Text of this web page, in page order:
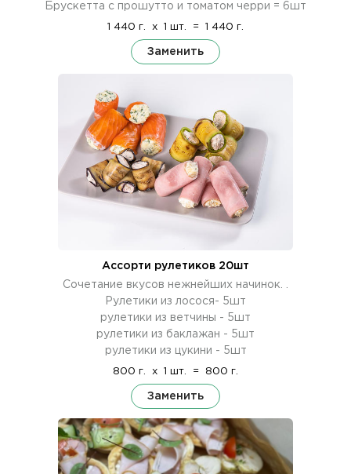
Брускетта с прошутто и томатом черри = 6шт
1 440 г. x 1 шт. = 1 440 г.
Заменить
Ассорти рулетиков 20шт
Сочетание вкусов нежнейших начинок. .
Рулетики из лосося- 5шт
рулетики из ветчины - 5шт
рулетики из баклажан - 5шт
рулетики из цукини - 5шт
800 г. x 1 шт. = 800 г.
Заменить